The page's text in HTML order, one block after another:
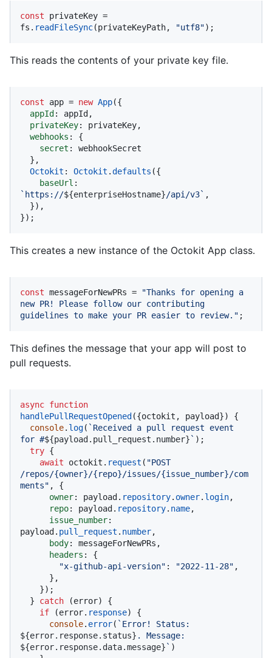
const privateKey =
fs. readFileSync(privateKeyPath, "utf8");
This reads the contents of your private key file.
const app = new App({
appId : appId,
privateKey: privateKey,
webhooks : {
secret : webhookSecret
Octokit : Octokit .defaults ({
baseUrl
`https://${enterpriseHostname}/api/v3` ,
});
This creates a new instance of the Octokit App class.
const messageForNewPRs =
"Thanks for opening a
new PR! Please follow our contributing
guidelines to make your PR easier to review." ;
This defines the message that your app will post to
pull requests.
async function
handlePullRequestOpened ({octokit, payload}) {
console. log( `Received a pull request event
for #${payload.pull_request.number} ` );
try {
await octokit. request ( "POST
/repos/{owner}/{repo}/issues/{issue_number}/com
ments" , {
owner: payload. repository. owner. login,
repo: payload. repository. name,
issue_number:
payload. pull_request . number,
body: messageForNewPRs,
headers : {
"x-github-api-version" : "2022-11-28" ,
  }
catch (error) {
if (error. response) {
console. error(
${error.response.status}
${error.response.data.message} ` )